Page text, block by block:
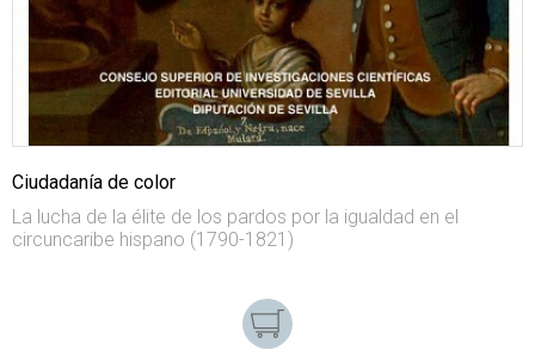
Ciudadanía de color
La lucha de la élite de los pardos por la igualdad en el
circuncaribe hispano (1790-1821)